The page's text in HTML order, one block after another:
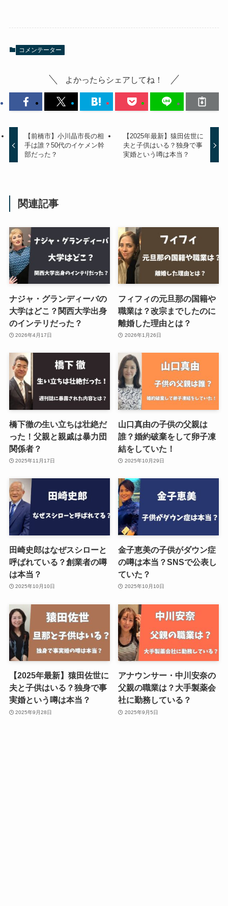
コメンテーター
よかったらシェアしてね！
【前橋市】小川晶市長の相
手は誰？50代のイケメン幹
部だった？
【2025年最新】猿田佐世に
夫と子供はいる？独身で事
実婚という噂は本当？
関連記事
ナジャ・グランディーバの
大学はどこ？関西大学出身
のインテリだった？
2026年4月17日
フィフィの元旦那の国籍や
職業は？改宗までしたのに
離婚した理由とは？
2026年1月26日
橋下徹の生い立ちは壮絶だ
った！父親と親戚は暴力団
関係者？
2025年11月17日
山口真由の子供の父親は
誰？婚約破棄をして卵子凍
結をしていた！
2025年10月29日
田崎史郎はなぜスシローと
呼ばれている？創業者の噂
は本当？
2025年10月10日
金子恵美の子供がダウン症
の噂は本当？SNSで公表し
ていた？
2025年10月10日
【2025年最新】猿田佐世に
夫と子供はいる？独身で事
実婚という噂は本当？
2025年9月28日
アナウンサー・中川安奈の
父親の職業は？大手製薬会
社に勤務している？
2025年9月5日